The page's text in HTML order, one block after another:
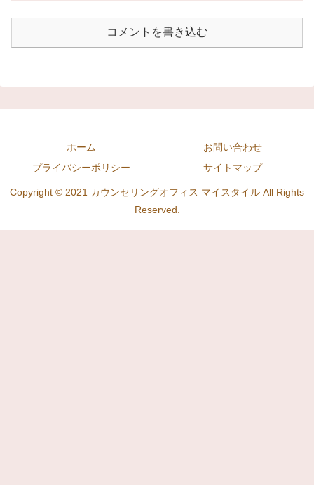
コメントを書き込む
ホーム
お問い合わせ
プライバシーポリシー
サイトマップ
Copyright © 2021 カウンセリングオフィス マイスタイル All Rights
Reserved.